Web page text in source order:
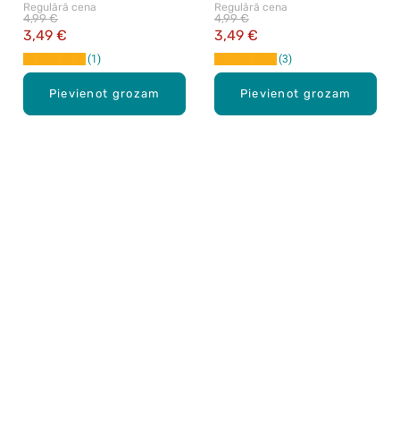
Pievienot grozam
100ml
Regulārā cena
3,49 €
4,99 €
1
Pievienot grozam
Regulārā cena
3,49 €
4,99 €
3